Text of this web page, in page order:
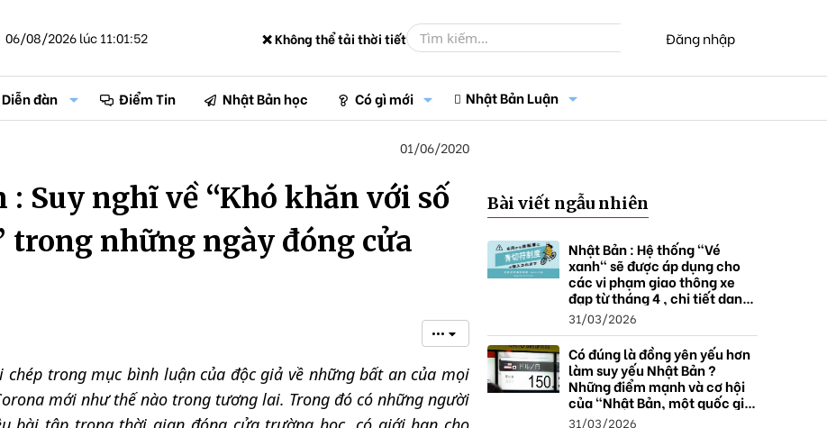
06/08/2026 lúc 11:01:52 ❌ Không thể tải thời tiết Đăng nhập
Diễn đàn Điểm Tin Nhật Bản học Có gì mới Nhật Bản Luận
01/06/2020
: Suy nghĩ về “Khó khăn với số
trong những ngày đóng cửa
•••
chép trong mục bình luận của độc giả về những bất an của mọi
mới như thế nào trong tương lai. Trong đó có những người
Bài viết ngẫu nhiên
Nhật Bản : Hệ thống "Vé
xanh" sẽ được áp dụng cho
các vi phạm giao thông xe
đạp từ tháng 4 , chi tiết danh
sách và mức xử phạt.
31/03/2026
Có đúng là đồng yên yếu hơn
làm suy yếu Nhật Bản ?
Những điểm mạnh và cơ hội
của "Nhật Bản, một quốc gia
thặng dư".
31/03/2026